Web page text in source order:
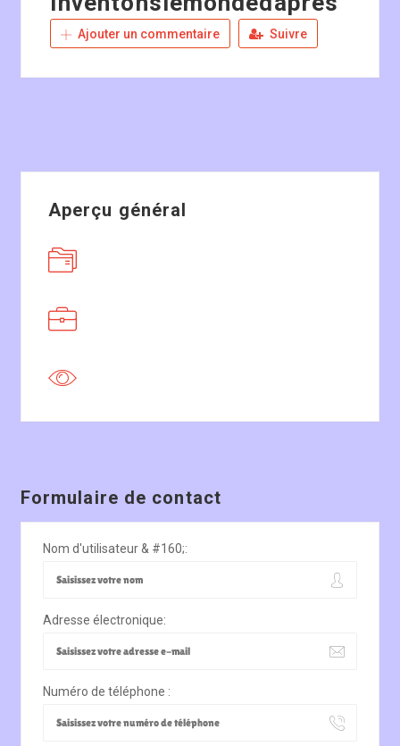
Ajouter un commentaire Suivre
Aperçu général
Formulaire de contact
Nom d'utilisateur & #160;:
Adresse électronique:
Numéro de téléphone :